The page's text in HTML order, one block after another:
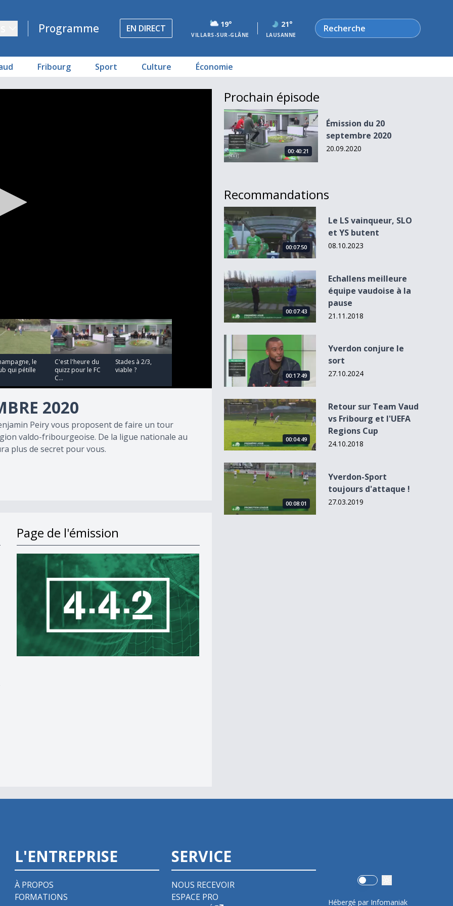
Programme EN DIRECT 19°
VILLARS-SUR-GLÂNE
21°
LAUSANNE
Rechercher
Fribourg Sport Culture Économie
le
qui pétille
C'est l'heure du
quizz pour le FC
C...
Stades à 2/3,
viable ?
2020
Peiry vous proposent de faire un tour
valdo-fribourgeoise. De la ligue nationale au
plus de secret pour vous.
note
Page de l'émission
Prochain épisode
Émission du 20 septembre 2020
00:40:21
Émission du 20
septembre 2020
20.09.2020
Recommandations
Le LS vainqueur, SLO et YS butent
00:07:50
Le LS vainqueur, SLO
et YS butent
08.10.2023
Echallens meilleure équipe vaudoise à la pause
00:07:43
Echallens meilleure
équipe vaudoise à la
pause
21.11.2018
Yverdon conjure le sort
00:17:49
Yverdon conjure le
sort
27.10.2024
Retour sur Team Vaud vs Fribourg et l&#039;UEFA Regions
00:04:49
Retour sur Team Vaud
vs Fribourg et l'UEFA
Regions Cup
24.10.2018
Yverdon-Sport toujours d&#039;attaque !
00:08:01
Yverdon-Sport
toujours d'attaque !
27.03.2019
L'ENTREPRISE
À PROPOS
FORMATIONS
SERVICE
NOUS RECEVOIR
ESPACE PRO
Use setting
Hébergé par Infomaniak